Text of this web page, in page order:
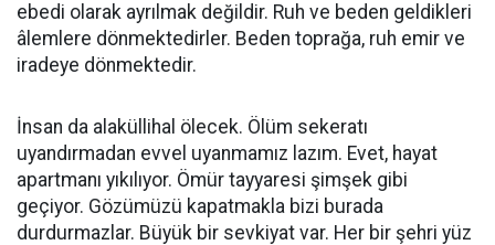
ebedi olarak ayrılmak değildir. Ruh ve beden geldikleri
âlemlere dönmektedirler. Beden toprağa, ruh emir ve
iradeye dönmektedir.
İnsan da alaküllihal ölecek. Ölüm sekeratı
uyandırmadan evvel uyanmamız lazım. Evet, hayat
apartmanı yıkılıyor. Ömür tayyaresi şimşek gibi
geçiyor. Gözümüzü kapatmakla bizi burada
durdurmazlar. Büyük bir sevkiyat var. Her bir şehri yüz